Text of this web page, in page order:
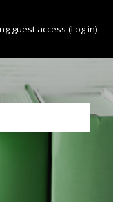
guest access (Log in)